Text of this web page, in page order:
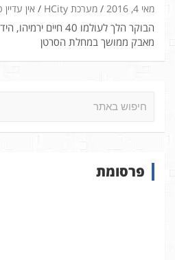
מאי 4, 2016 מערכת HCity אין
הבוקר הלך לעולמו 40
מאבק ממושך במחלת הסרטן
א
פרסומת